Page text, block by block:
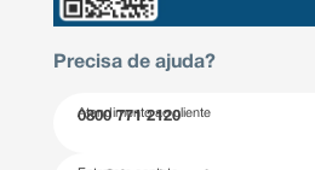
Precisa de ajuda?
Atendimento ao cliente
0800 771 2120